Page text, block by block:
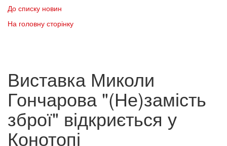
До списку новин
На головну сторінку
Виставка Миколи
Гончарова "(Не)замість
зброї" відкриється у
Конотопі